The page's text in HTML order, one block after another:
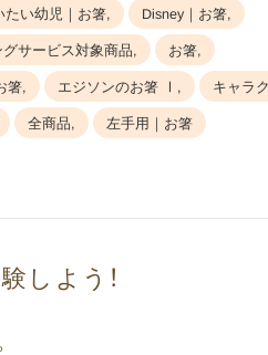
たい幼児｜お箸, Disney｜お箸,
グサービス対象商品, お箸,
箸, エジソンのお箸 Ⅰ, キャラ
全商品, 左手用｜お箸
しよう！